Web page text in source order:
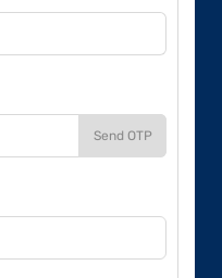
Send OTP